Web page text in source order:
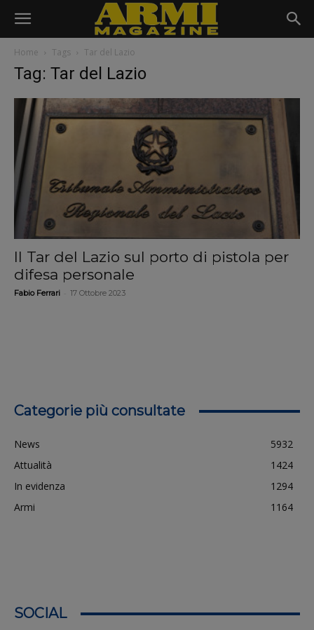
Home Tags Tar del Lazio
Tag: Tar del Lazio
Il Tar del Lazio sul porto di pistola per
difesa personale
Fabio Ferrari 17 Ottobre 2023
Categorie più consultate
News
5932
Attualità
1424
In evidenza
1294
Armi
1164
SOCIAL